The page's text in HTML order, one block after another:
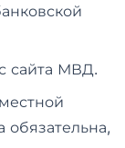
сайта МВД.